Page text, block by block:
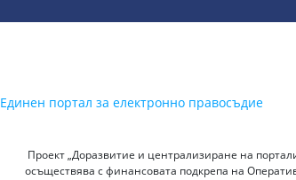
Единен портал за електронно правосъдие
Проект „Доразвитие и централизиране на
осъществява с финансовата подкрепа на